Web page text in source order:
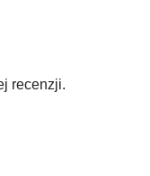
recenzji.